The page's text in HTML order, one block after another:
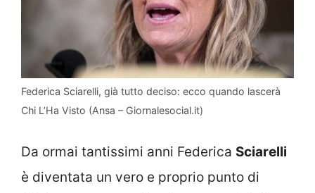
Federica Sciarelli, già tutto deciso: ecco quando lascerà
Chi L’Ha Visto (Ansa – Giornalesocial.it)
Da ormai tantissimi anni Federica Sciarelli
è diventata un vero e proprio punto di